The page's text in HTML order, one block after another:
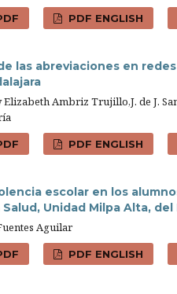
PDF ENGLISH
las abreviaciones en
Elizabeth Ambriz Trujillo,J. de J.
PDF ENGLISH
escolar en los
Salud, Unidad Milpa Alta,
Aguilar
PDF ENGLISH